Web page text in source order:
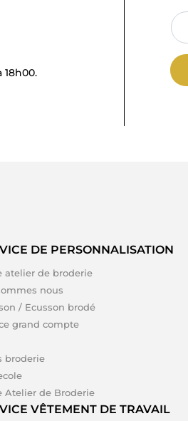
DE PERSONNALISATION
atelier de broderie
nous
/ Ecusson brodé
grand compte
broderie
Atelier de Broderie
VÊTEMENT DE TRAVAIL